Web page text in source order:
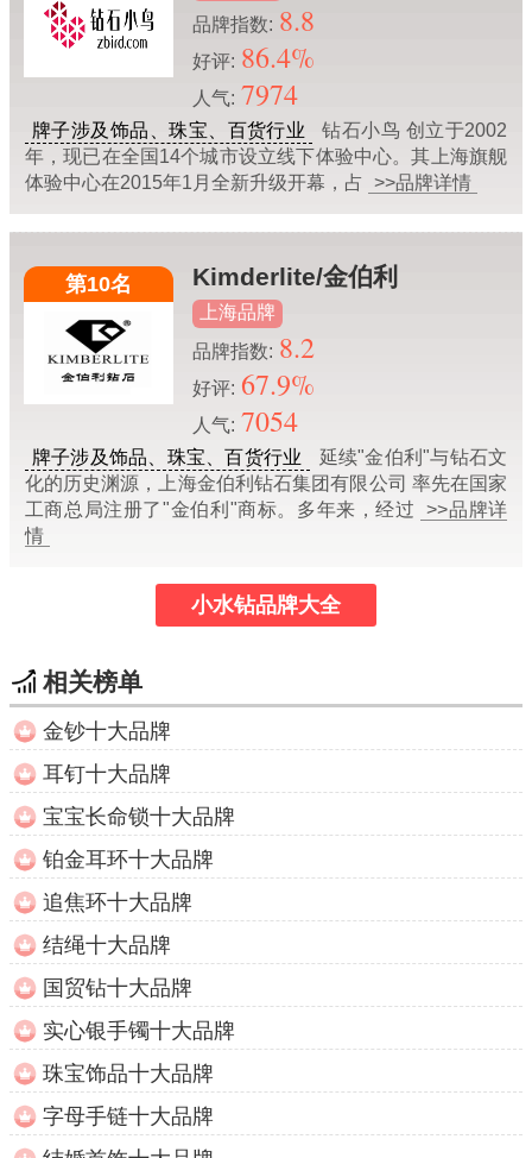
品牌指数: 8.8
好评: 86.4%
人气: 7974
牌子涉及饰品、珠宝、百货行业
钻石小鸟 创立于2002
年，现已在全国14个城市设立线下体验中心。其上海旗舰
体验中心在2015年1月全新升级开幕，占 >>品牌详情
第10名 Kimderlite/金伯利
上海品牌
品牌指数: 8.2
好评: 67.9%
人气: 7054
牌子涉及饰品、珠宝、百货行业
延续"金伯利"与钻石文
化的历史渊源，上海金伯利钻石集团有限公司 率先在国家
工商总局注册了"金伯利"商标。多年来，经过
>>品牌详
情
小水钻品牌大全
相关榜单
金钞十大品牌
耳钉十大品牌
宝宝长命锁十大品牌
铂金耳环十大品牌
追焦环十大品牌
结绳十大品牌
国贸钻十大品牌
实心银手镯十大品牌
珠宝饰品十大品牌
字母手链十大品牌